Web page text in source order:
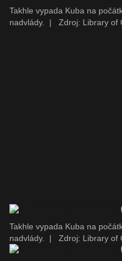
Takhle vypada Kuba na
nadvlády.
| Zdroj: Library of
Takhle vypada Kuba na
nadvlády.
| Zdroj: Library of